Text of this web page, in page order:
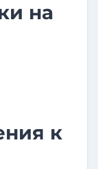
на
к